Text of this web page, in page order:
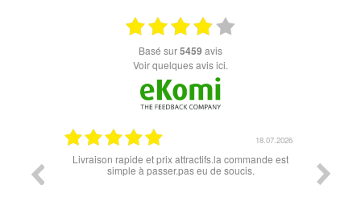
basé sur5459 avis
Voir quelques avis ici.
18.07.2026
Livraison rapide et prix attractifs.la commande est
simple à passer.pas eu de soucis.